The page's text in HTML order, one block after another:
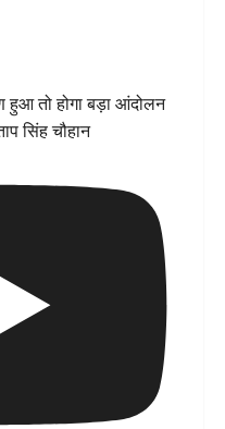
हुआ तो होगा बड़ा आंदोलन
सिंह चौहान